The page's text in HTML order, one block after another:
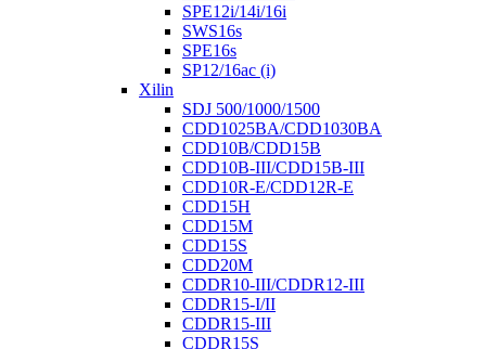
SPE12i/14i/16i
SWS16s
SPE16s
SP12/16ac (i)
Xilin
SDJ 500/1000/1500
CDD1025BA/CDD1030BA
CDD10B/CDD15B
CDD10B-III/CDD15B-III
CDD10R-E/CDD12R-E
CDD15H
CDD15M
CDD15S
CDD20M
CDDR10-III/CDDR12-III
CDDR15-I/II
CDDR15-III
CDDR15S